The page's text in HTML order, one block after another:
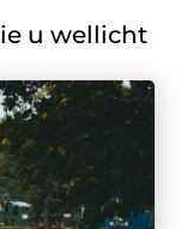
u wellicht